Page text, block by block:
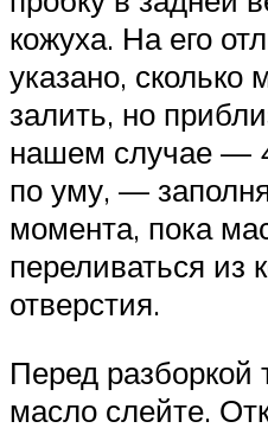
кожуха. На его
указано, сколько
залить, но
нашем случае —
по уму, —
момента, пока
переливаться из
отверстия.
Перед разборкой
масло слейте.